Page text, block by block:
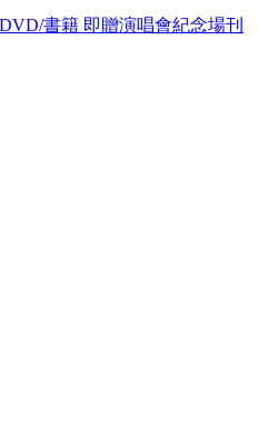
書籍 即贈演唱會紀念場刊